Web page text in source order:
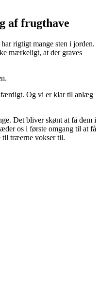
af frugthave
rigtigt mange sten i jorden.
mærkeligt, at der graves
færdigt. Og vi er klar til anlæg
Det bliver skønt at få dem i
os i første omgang til at få
til træerne vokser til.